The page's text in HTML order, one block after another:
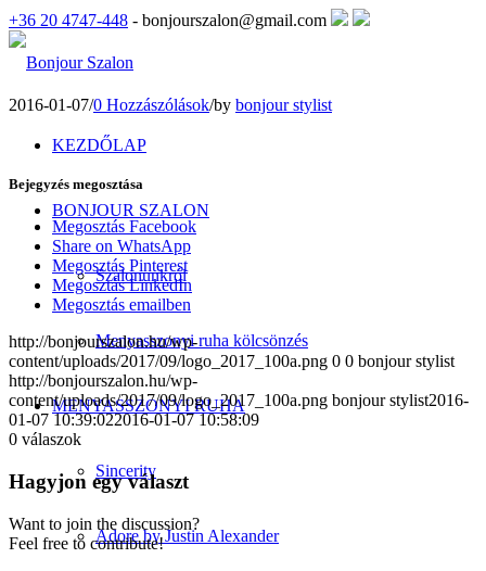
+36 20 4747-448 - bonjourszalon@gmail.com
KEZDŐLAP
BONJOUR SZALON
Szalonunkról
Menyasszonyi ruha kölcsönzés
MENYASSZONYI RUHA
Sincerity
Adore by Justin Alexander
2016-01-07/0 Hozzászólások/by bonjour stylist
Bejegyzés megosztása
Megosztás Facebook
Share on WhatsApp
Megosztás Pinterest
Megosztás LinkedIn
Megosztás emailben
http://bonjourszalon.hu/wp-
content/uploads/2017/09/logo_2017_100a.png 0 0 bonjour stylist
http://bonjourszalon.hu/wp-
content/uploads/2017/09/logo_2017_100a.png bonjour stylist2016-
01-07 10:39:022016-01-07 10:58:09
0 válaszok
Hagyjon egy választ
Want to join the discussion?
Feel free to contribute!